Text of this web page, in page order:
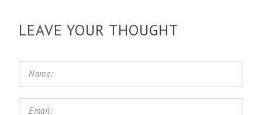
LEAVE YOUR THOUGHT